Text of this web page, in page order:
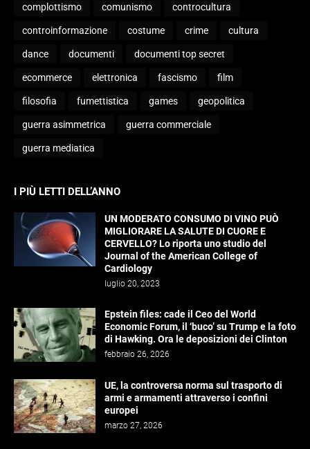
complottismo comunismo controcultura
controinformazione costume crime cultura
dance documenti documenti top secret
ecommerce elettronica fascismo film
filosofia fumettistica games geopolitica
guerra asimmetrica guerra commerciale
guerra mediatica
I PIÙ LETTI DELL’ANNO
UN MODERATO CONSUMO DI VINO PUÒ
MIGLIORARE LA SALUTE DI CUORE E
CERVELLO? Lo riporta uno studio del
Journal of the American College of
Cardiology
luglio 20, 2023
Epstein files: cade il Ceo del World
Economic Forum, il ‘buco’ su Trump e la foto
di Hawking. Ora le deposizioni dei Clinton
febbraio 26, 2026
UE, la controversa norma sul trasporto di
armi e armamenti attraverso i confini
europei
marzo 27, 2026